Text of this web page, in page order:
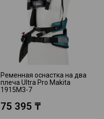
Ременная оснастка на два
плеча Ultra Pro Makita
1915M3-7
75 395 ₸